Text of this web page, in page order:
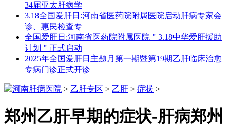
34届亚太肝病学
3.18全国爱肝日:河南省医药院附属医院启动肝病专家会
诊、惠民检查专
全国爱肝日:河南省医药院附属医院＂3.18中华爱肝援助
计划＂正式启动
2025年全国爱肝日主题月第一期暨第19期乙肝临床治愈
专病门诊正式开诊
河南肝病医院 > 乙肝专区 > 乙肝 > 症状 >
郑州乙肝早期的症状-肝病郑州